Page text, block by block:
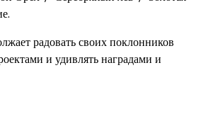
радовать своих поклонников
и удивлять наградами и